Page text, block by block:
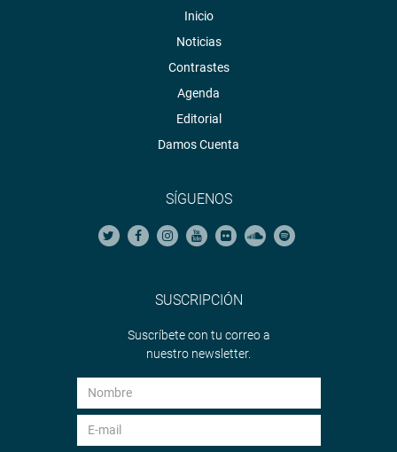
Inicio
Noticias
Contrastes
Agenda
Editorial
Damos Cuenta
SÍGUENOS
SUSCRIPCIÓN
Suscríbete con tu correo a
nuestro newsletter.